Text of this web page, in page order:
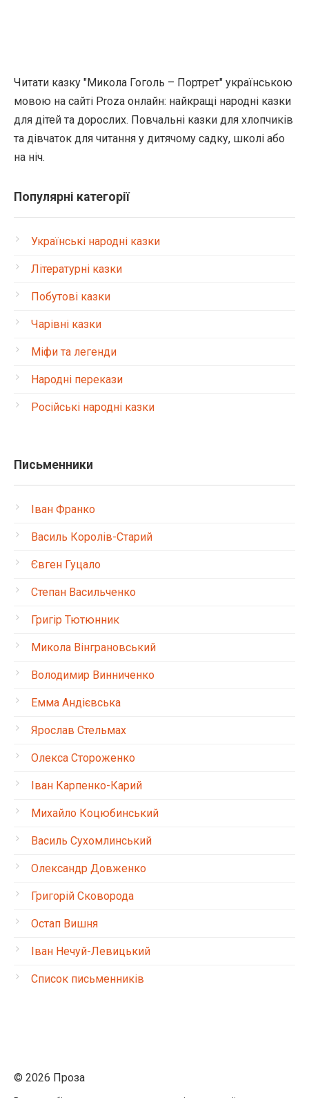
Читати казку "Микола Гоголь – Портрет" українською
мовою на сайті Proza онлайн: найкращі народні казки
для дітей та дорослих. Повчальні казки для хлопчиків
та дівчаток для читання у дитячому садку, школі або
на ніч.
Популярні категорії
Українські народні казки
Літературні казки
Побутові казки
Чарівні казки
Міфи та легенди
Народні перекази
Російські народні казки
Письменники
Іван Франко
Василь Королів-Старий
Євген Гуцало
Степан Васильченко
Григір Тютюнник
Микола Вінграновський
Володимир Винниченко
Емма Андієвська
Ярослав Стельмах
Олекса Стороженко
Іван Карпенко-Карий
Михайло Коцюбинський
Василь Сухомлинський
Олександр Довженко
Григорій Сковорода
Остап Вишня
Іван Нечуй-Левицький
Список письменників
© 2026 Проза